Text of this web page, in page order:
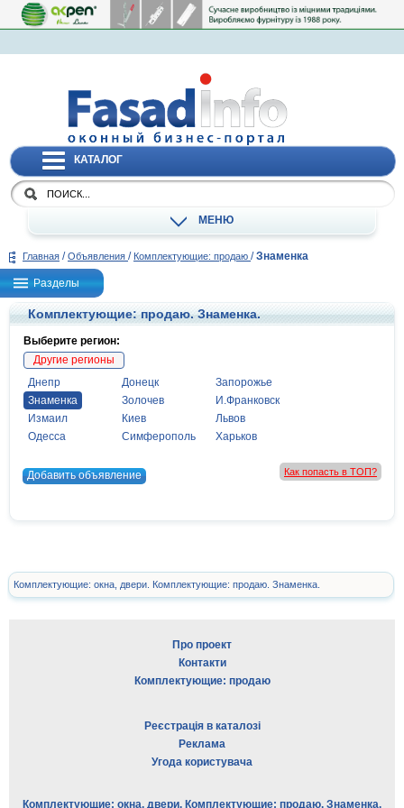
КАТАЛОГ
МЕНЮ
Главная / Объявления / Комплектующие: продаю / Знаменка
Разделы
Комплектующие: продаю. Знаменка.
Выберите регион:
Другие регионы
Днепр
Донецк
Запорожье
Знаменка
Золочев
И.Франковск
Измаил
Киев
Львов
Одесса
Симферополь Харьков
Добавить объявление Как попасть в ТОП?
Комплектующие: окна, двери. Комплектующие: продаю. Знаменка.
Про проект
Контакти
Комплектующие: продаю
Реєстрація в каталозі
Реклама
Угода користувача
Комплектующие: окна, двери. Комплектующие: продаю. Знаменка.